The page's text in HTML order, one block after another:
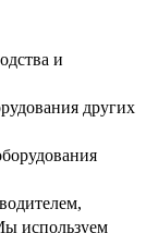
и
других
используем